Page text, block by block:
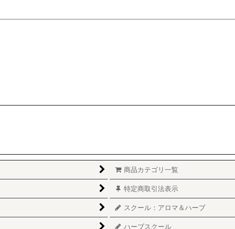
商品カテゴリ一覧
特定商取引法表示
スクール：アロマ＆ハーブ
ハーブスクール